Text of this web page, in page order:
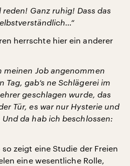
Ganz ruhig! Dass das
herrschte hier ein anderer
meinen Job angenommen
Tag, gab‘s ne Schlägerei im
geschlagen wurde, das
Tür, es war nur Hysterie und
da hab ich beschlossen:
zeigt eine Studie der Freien
eine wesentliche Rolle,